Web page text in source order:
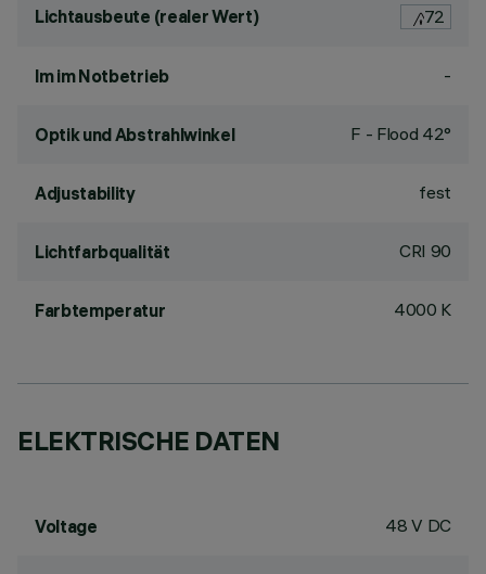
Lichtausbeute (realer Wert) 72
lm im Notbetrieb -
Optik und Abstrahlwinkel F - Flood 42°
Adjustability fest
Lichtfarbqualität CRI 90
Farbtemperatur 4000 K
ELEKTRISCHE DATEN
Voltage 48 V DC